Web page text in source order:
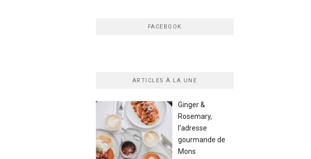
FACEBOOK
ARTICLES À LA UNE
Ginger &
Rosemary,
l’adresse
gourmande de
Mons